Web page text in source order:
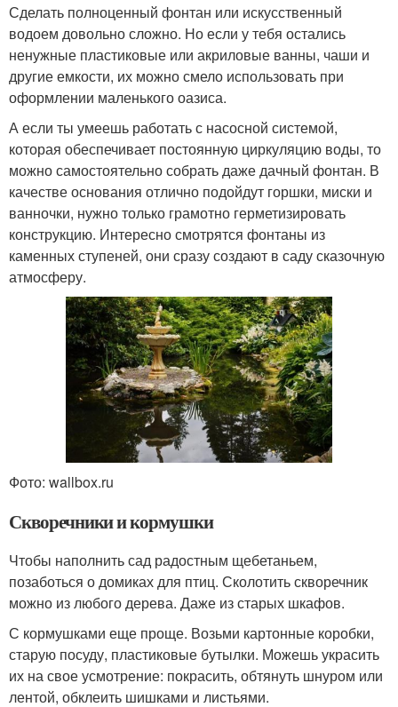
Сделать полноценный фонтан или искусственный
водоем довольно сложно. Но если у тебя остались
ненужные пластиковые или акриловые ванны, чаши и
другие емкости, их можно смело использовать при
оформлении маленького оазиса.
А если ты умеешь работать с насосной системой,
которая обеспечивает постоянную циркуляцию воды, то
можно самостоятельно собрать даже дачный фонтан. В
качестве основания отлично подойдут горшки, миски и
ванночки, нужно только грамотно герметизировать
конструкцию. Интересно смотрятся фонтаны из
каменных ступеней, они сразу создают в саду сказочную
атмосферу.
Фото: wallbox.ru
Скворечники и кормушки
Чтобы наполнить сад радостным щебетаньем,
позаботься о домиках для птиц. Сколотить скворечник
можно из любого дерева. Даже из старых шкафов.
С кормушками еще проще. Возьми картонные коробки,
старую посуду, пластиковые бутылки. Можешь украсить
их на свое усмотрение: покрасить, обтянуть шнуром или
лентой, обклеить шишками и листьями.